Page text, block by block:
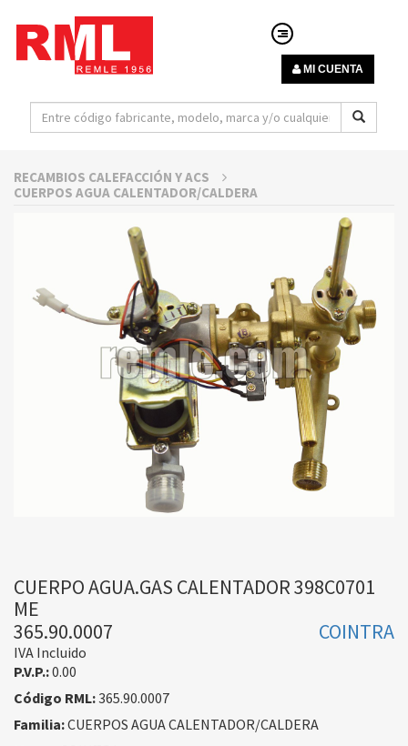
MI CUENTA
RECAMBIOS CALEFACCIÓN Y ACS
CUERPOS AGUA CALENTADOR/CALDERA
CUERPO AGUA.GAS CALENTADOR 398C0701
ME
365.90.0007
COINTRA
IVA Incluido
P.V.P.:0.00
Código RML:365.90.0007
Familia:CUERPOS AGUA CALENTADOR/CALDERA